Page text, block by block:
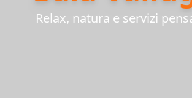
Relax, natura e servizi